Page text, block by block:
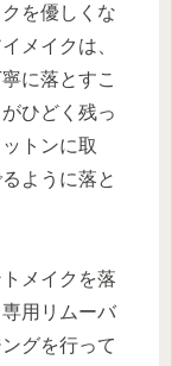
を優しくな
メイクは、
に落とすこ
ひどく残っ
トンに取
ように落と
メイクを落
用リムーバ
グを行って